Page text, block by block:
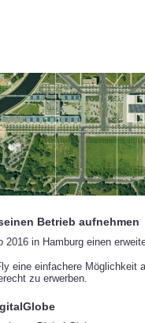
Betrieb aufnehmen
2016 in Hamburg einen
eine einfachere Möglichkeit
zu erwerben.